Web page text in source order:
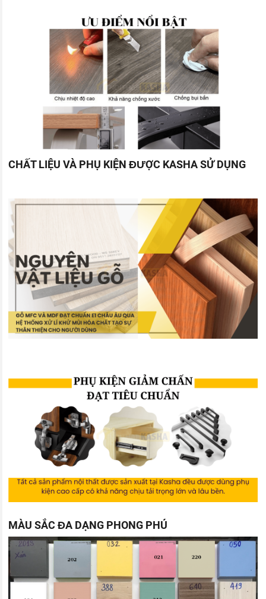
CHẤT LIỆU VÀ PHỤ KIỆN ĐƯỢC KASHA SỬ DỤNG
MÀU SẮC ĐA DẠNG PHONG PHÚ